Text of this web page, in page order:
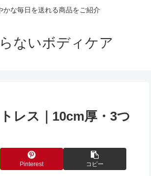
かな毎日を送れる商品をご紹介
ないボディケア
レス｜10cm厚・3つ
Pinterest コピー